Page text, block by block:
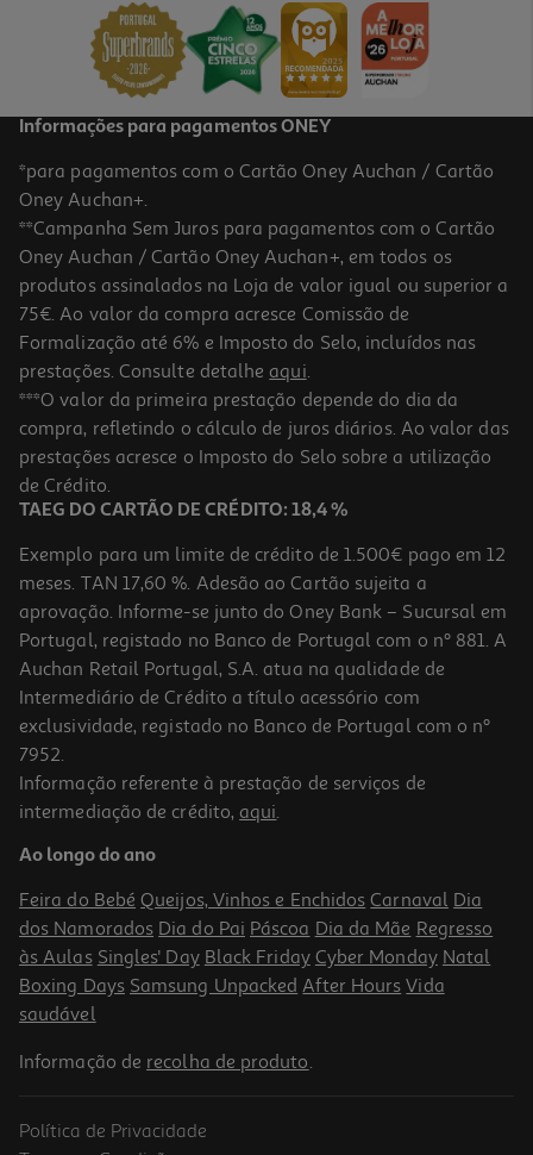
5.0
Infusão Tetley Immune Vitamina C 20 Saquetas
0.13 €/un
2,65 €
Infusão Tetley Hibisco Mirtilo Framboesa 20saq
0.09 €/un
1,87 €
Informações para pagamentos ONEY
*para pagamentos com o Cartão Oney Auchan / Cartão
Oney Auchan+.
**Campanha Sem Juros para pagamentos com o Cartão
Oney Auchan / Cartão Oney Auchan+, em todos os
produtos assinalados na Loja de valor igual ou superior a
75€. Ao valor da compra acresce Comissão de
Formalização até 6% e Imposto do Selo, incluídos nas
prestações. Consulte detalhe aqui.
***O valor da primeira prestação depende do dia da
compra, refletindo o cálculo de juros diários. Ao valor das
prestações acresce o Imposto do Selo sobre a utilização
de Crédito.
TAEG DO CARTÃO DE CRÉDITO: 18,4 %
Exemplo para um limite de crédito de 1.500€ pago em 12
meses. TAN 17,60 %. Adesão ao Cartão sujeita a
aprovação. Informe-se junto do Oney Bank – Sucursal em
Portugal, registado no Banco de Portugal com o nº 881. A
Auchan Retail Portugal, S.A. atua na qualidade de
Intermediário de Crédito a título acessório com
exclusividade, registado no Banco de Portugal com o nº
7952.
Informação referente à prestação de serviços de
intermediação de crédito, aqui.
Ao longo do ano
Feira do Bebé Queijos, Vinhos e Enchidos Carnaval Dia
dos Namorados Dia do Pai Páscoa Dia da Mãe Regresso
às Aulas Singles' Day Black Friday Cyber Monday Natal
Boxing Days Samsung Unpacked After Hours Vida
saudável
Informação de recolha de produto.
Política de Privacidade